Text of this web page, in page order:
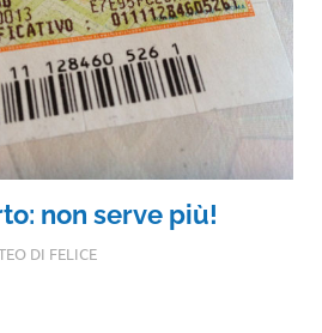
non serve più!
DI FELICE